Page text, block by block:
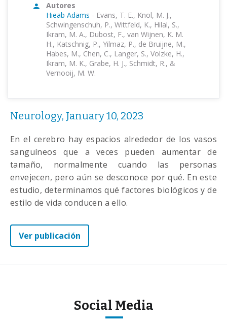
Autores
Hieab Adams - Evans, T. E., Knol, M. J.,
Schwingenschuh, P., Wittfeld, K., Hilal, S.,
Ikram, M. A., Dubost, F., van Wijnen, K. M.
H., Katschnig, P., Yilmaz, P., de Bruijne, M.,
Habes, M., Chen, C., Langer, S., Volzke, H.,
Ikram, M. K., Grabe, H. J., Schmidt, R., &
Vernooij, M. W.
Neurology, January 10, 2023
En el cerebro hay espacios alrededor de los vasos
sanguíneos que a veces pueden aumentar de
tamaño, normalmente cuando las personas
envejecen, pero aún se desconoce por qué. En este
estudio, determinamos qué factores biológicos y de
estilo de vida conducen a ello.
Ver publicación
Social Media